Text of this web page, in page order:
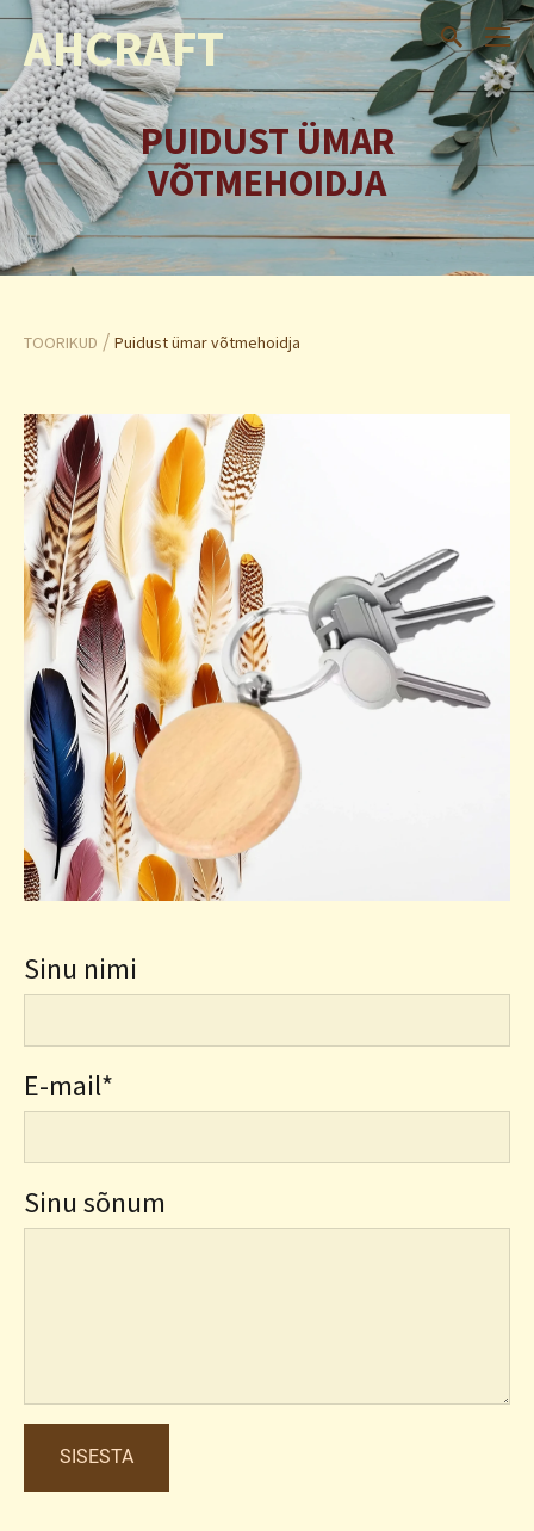
AHCRAFT
PUIDUST ÜMAR
VÕTMEHOIDJA
TOORIKUD / Puidust ümar võtmehoidja
Sinu nimi
E-mail
Sinu sõnum